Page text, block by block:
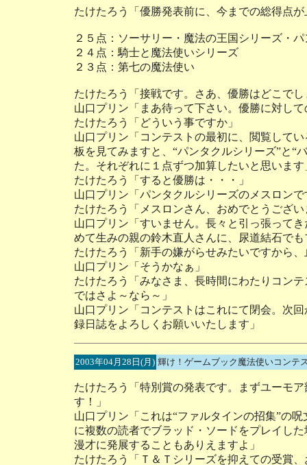
たけたろう「優勝発表前に、今までの総得点
２５点：ソーサリー・魔法の王国シリーズ・
２４点：騎士と魔法使いシリーズ
２３点：第七の魔法使い
たけたろう「接戦です。さあ、優勝はどこでし
山口プリン「まあ待って下さい。優勝に対し
たけたろう「どういう事ですか」
山口プリン「コンテストの最初に、閲覧して
板を見てみますと、“パンタクルシリーズ”と“
た。それぞれに１点ずつ加算したいと思います
たけたろう「すると優勝は・・・」
山口プリン「パンタクルシリーズのメスロンで
たけたろう「メスロンさん、おめでとうござ
山口プリン「すいません。長々と引っ張って
めて生みの親の鈴木直人さんに、尿道結石で
たけたろう「新手の嫌がらせみたいですから
山口プリン「そうかなぁ」
たけたろう「みなさま、長時間にわたりコン
ではさよ～なら～」
山口プリン「コンテストはこれにて閉会。次
録日誌をよろしくお願いいたします」
2003年04月28日(月) 輝け！ゲームブック魔法使いコンテ
たけたろう「特別賞の発表です。まずユーモ
す！」
山口プリン「これは“ファルタインの招集”の
に複数の読者でブラッド・ソードをプレイし
漫才に発展することもありえますよ」
たけたろう「Ｔ＆Ｔシリーズを抑えての受賞